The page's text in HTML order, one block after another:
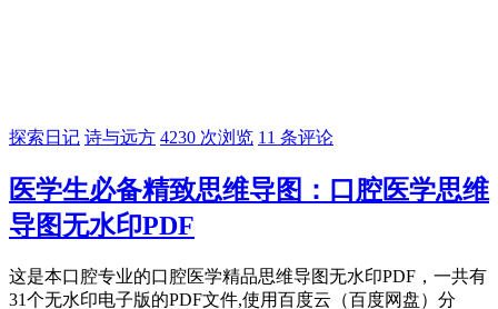
探索日记 诗与远方 4230 次浏览 11 条评论
医学生必备精致思维导图：口腔医学思维
导图无水印PDF
这是本口腔专业的口腔医学精品思维导图无水印PDF，一共有
31个无水印电子版的PDF文件,使用百度云（百度网盘）分